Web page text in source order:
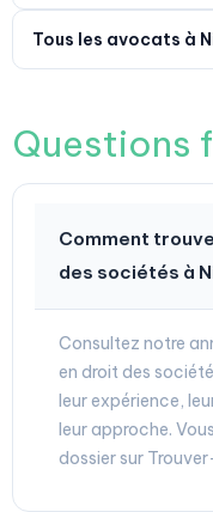
Tous les avocats à
Questions
Comment
des sociétés à
Consultez notre
en droit des
leur expérience,
leur approche.
dossier sur